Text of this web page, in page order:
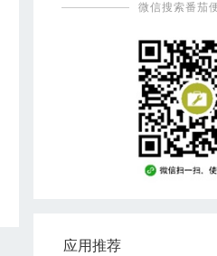
微信搜索番茄
应用推荐